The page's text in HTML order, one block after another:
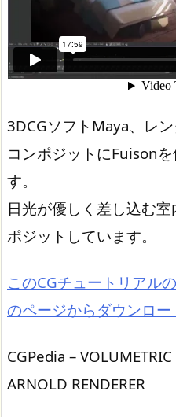
3DCGソフトMaya、レ
コンポジットにFuison
す。
日光が優しく差し込む
ポジットしています。
このCGチュートリアル
のページからダウンロー
CGPedia –
ARNOLD RENDERER